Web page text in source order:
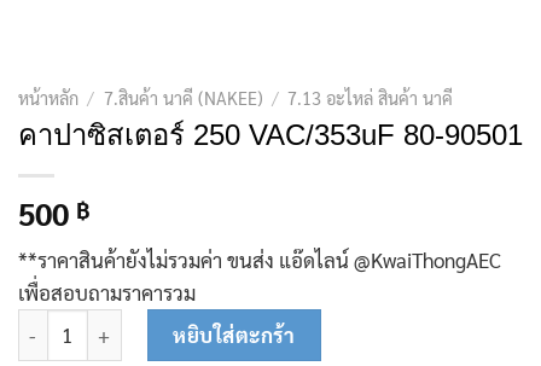
หน้าหลัก / 7.สินค้า นาคี (NAKEE) / 7.13 อะไหล่ สินค้า นาคี
คาปาซิสเตอร์ 250 VAC/353uF 80-90501
500 ฿
**ราคาสินค้ายังไม่รวมค่า ขนส่ง แอ๊ดไลน์ @KwaiThongAEC
เพื่อสอบถามราคารวม
จำนวน คาปาซิสเตอร์ 250 VAC/353uF 80-90501 ชิ้น
หยิบใส่ตะกร้า